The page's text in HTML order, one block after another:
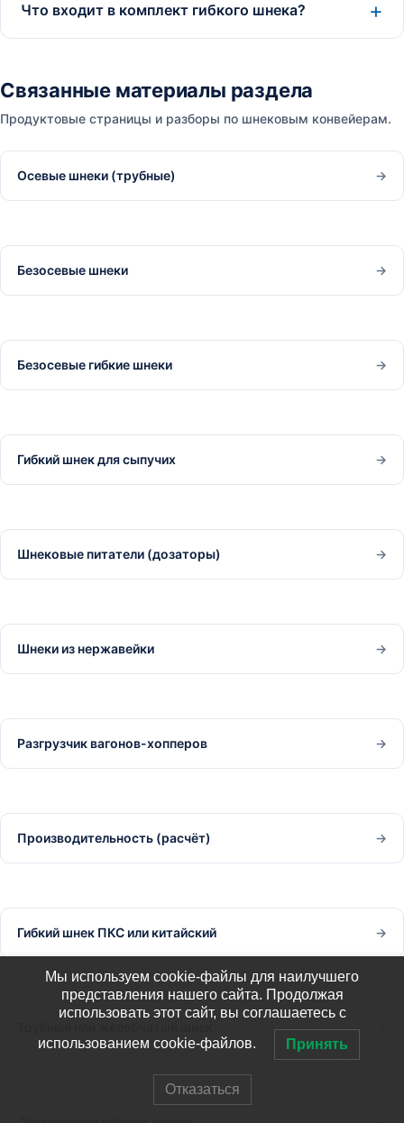
Что входит в комплект гибкого шнека?
Связанные материалы раздела
Продуктовые страницы и разборы по шнековым конвейерам.
Осевые шнеки (трубные) →
Безосевые шнеки →
Безосевые гибкие шнеки →
Гибкий шнек для сыпучих →
Шнековые питатели (дозаторы) →
Шнеки из нержавейки →
Разгрузчик вагонов-хопперов →
Производительность (расчёт) →
Гибкий шнек ПКС или китайский →
Мы используем cookie-файлы для наилучшего
представления нашего сайта. Продолжая
использовать этот сайт, вы соглашаетесь с
использованием cookie-файлов. Принять
Отказаться